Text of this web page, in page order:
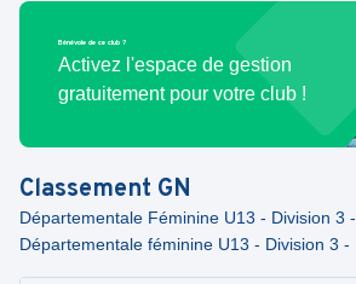
Bénévole de ce club ?
Activez l'espace de gestion
gratuitement pour votre club !
Classement GN
Départementale Féminine U13 - Division 3
Départementale féminine U13 - Division 3 -